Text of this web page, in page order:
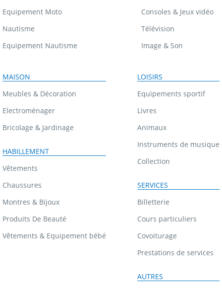
Equipement Moto
Nautisme
Equipement Nautisme
Consoles & Jeux vidéo
Télévision
Image & Son
MAISON
Meubles & Décoration
Electroménager
Bricolage & Jardinage
HABILLEMENT
Vêtements
Chaussures
Montres & Bijoux
Produits De Beauté
Vêtements & Equipement bébé
LOISIRS
Equipements sportif
Livres
Animaux
Instruments de musique
Collection
SERVICES
Billetterie
Cours particuliers
Covoiturage
Prestations de services
AUTRES